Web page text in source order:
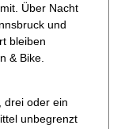
Über Nacht
und
bleiben
& Bike.
drei oder ein
unbegrenzt